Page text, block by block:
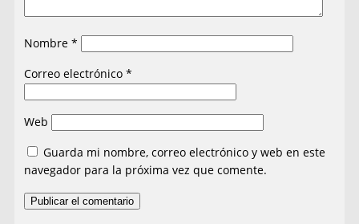
Nombre*
Correo electrónico*
Web
Guarda mi nombre, correo electrónico y web en este
navegador para la próxima vez que comente.